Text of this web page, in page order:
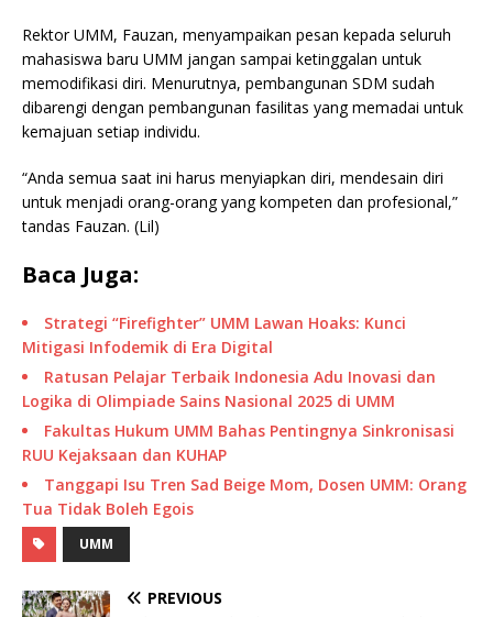
Rektor UMM, Fauzan, menyampaikan pesan kepada seluruh
mahasiswa baru UMM jangan sampai ketinggalan untuk
memodifikasi diri. Menurutnya, pembangunan SDM sudah
dibarengi dengan pembangunan fasilitas yang memadai untuk
kemajuan setiap individu.
“Anda semua saat ini harus menyiapkan diri, mendesain diri
untuk menjadi orang-orang yang kompeten dan profesional,”
tandas Fauzan. (Lil)
Baca Juga:
Strategi “Firefighter” UMM Lawan Hoaks: Kunci
Mitigasi Infodemik di Era Digital
Ratusan Pelajar Terbaik Indonesia Adu Inovasi dan
Logika di Olimpiade Sains Nasional 2025 di UMM
Fakultas Hukum UMM Bahas Pentingnya Sinkronisasi
RUU Kejaksaan dan KUHAP
Tanggapi Isu Tren Sad Beige Mom, Dosen UMM: Orang
Tua Tidak Boleh Egois
UMM
PREVIOUS